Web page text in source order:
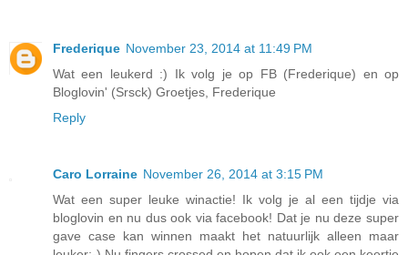
Frederique November 23, 2014 at 11:49 PM
Wat een leukerd :) Ik volg je op FB (Frederique) en op
Bloglovin' (Srsck) Groetjes, Frederique
Reply
Caro Lorraine November 26, 2014 at 3:15 PM
Wat een super leuke winactie! Ik volg je al een tijdje via
bloglovin en nu dus ook via facebook! Dat je nu deze super
gave case kan winnen maakt het natuurlijk alleen maar